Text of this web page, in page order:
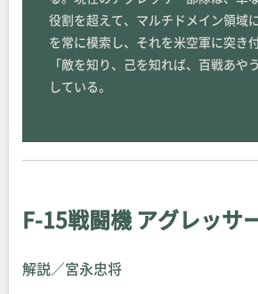
役割を超えて、マルチドメイン領域
を常に模索し、それを米空軍に突き
「敵を知り、己を知れば、百戦あや
している。
F-15戦闘機 アグレッサ
解説／宮永忠将